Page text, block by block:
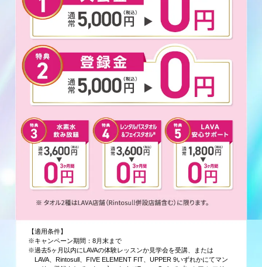
【適用条件】
※キャンペーン期間：8月末まで
※過去5ヶ月以内にLAVAの体験レッスンか見学会を受講、または
LAVA、Rintosull、FIVE ELEMENT FIT、UPPER 9いずれかにてマン